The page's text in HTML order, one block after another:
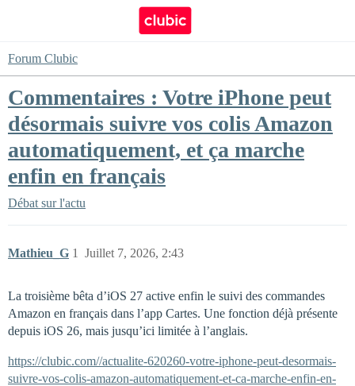
Forum Clubic
Commentaires : Votre iPhone peut
désormais suivre vos colis Amazon
automatiquement, et ça marche
enfin en français
Débat sur l'actu
Mathieu_G Juillet 7, 2026, 2:43
1
La troisième bêta d’iOS 27 active enfin le suivi des commandes
Amazon en français dans l’app Cartes. Une fonction déjà présente
depuis iOS 26, mais jusqu’ici limitée à l’anglais.
https://clubic.com//actualite-620260-votre-iphone-peut-desormais-
suivre-vos-colis-amazon-automatiquement-et-ca-marche-enfin-en-